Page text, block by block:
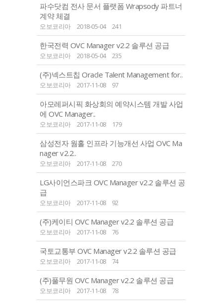
파수닷컴 전사 문서 플랫폼 Wrapsody 파트너
계약 체결
오보코리아 2018-05-04 241
한국전력 OVC Manager v2.2 솔루션 공급
오보코리아 2018-05-04 235
(주)넥스트칩 Oracle Talent Management for..
오보코리아 2017-11-08 97
아모레퍼시픽 화상회의 예약시스템 개발 사업
에 OVC Manager..
오보코리아 2017-11-08 179
삼성전자 웜홀 인프라 기능개선 사업 OVC Ma
nager v2.2..
오보코리아 2017-11-08 270
LG사이언스파크 OVC Manager v2.2 솔루션 공
급
오보코리아 2017-11-08 92
(주)케이티 OVC Manager v2.2 솔루션 공급
오보코리아 2017-11-08 76
국토교통부 OVC Manager v2.2 솔루션 공급
오보코리아 2017-11-08 74
(주)풀무원 OVC Manager v2.2 솔루션 공급
오보코리아 2017-11-08 78